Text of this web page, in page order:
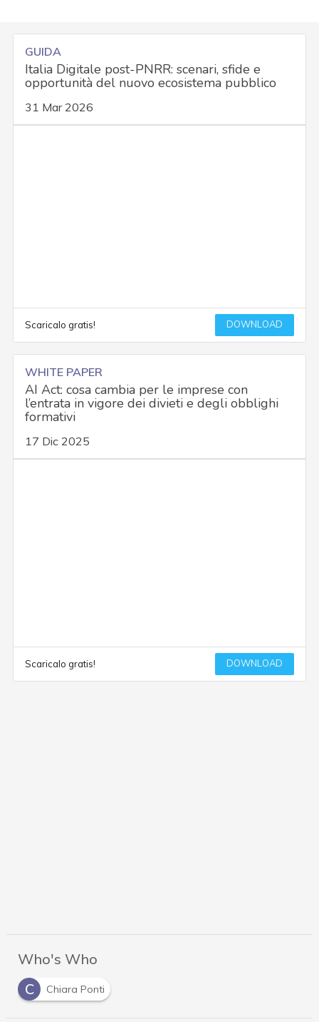
GUIDA
Italia Digitale post-PNRR: scenari, sfide e
opportunità del nuovo ecosistema pubblico
31 Mar 2026
Scaricalo gratis! DOWNLOAD
WHITE PAPER
AI Act: cosa cambia per le imprese con
l’entrata in vigore dei divieti e degli obblighi
formativi
17 Dic 2025
Scaricalo gratis! DOWNLOAD
Who's Who
C
Chiara Ponti